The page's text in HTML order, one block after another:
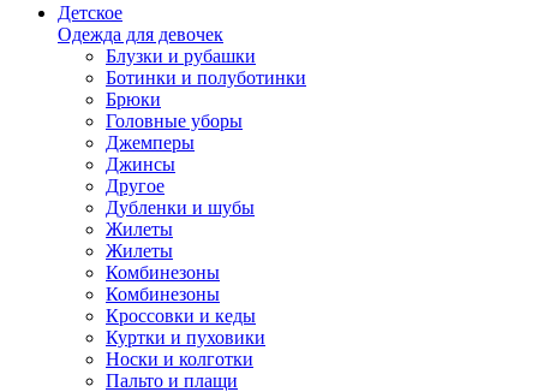
Детское
Одежда для девочек
Блузки и рубашки
Ботинки и полуботинки
Брюки
Головные уборы
Джемперы
Джинсы
Другое
Дубленки и шубы
Жилеты
Жилеты
Комбинезоны
Комбинезоны
Кроссовки и кеды
Куртки и пуховики
Носки и колготки
Пальто и плащи